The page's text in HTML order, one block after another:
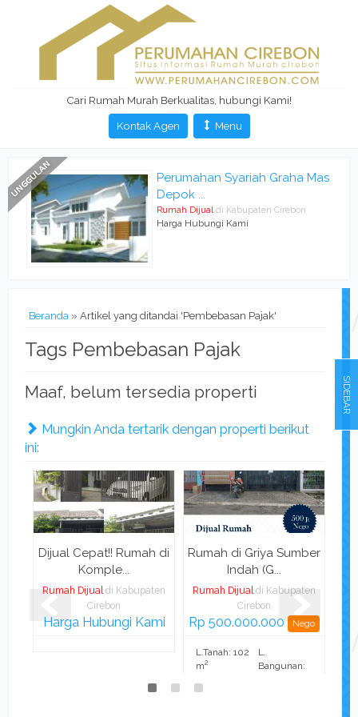
Cari Rumah Murah Berkualitas, hubungi Kami!
Kontak Agen
Menu
Perumahan Syariah Graha Mas
Depok ...
Rumah Dijual di Kabupaten Cirebon
Harga Hubungi Kami
Beranda » Artikel yang ditandai 'Pembebasan Pajak'
Tags Pembebasan Pajak
Maaf, belum tersedia properti
Mungkin Anda tertarik dengan properti berikut
ini:
Dijual Cepat!! Rumah di
Komple...
Rumah Dijual di Kabupaten
Cirebon
Harga Hubungi Kami
Rumah di Griya Sumber
Indah (G...
Rumah Dijual di Kabupaten
Cirebon
Rp 500.000.000 Nego
L.Tanah: 102
m2
L.
Bangunan:
K. Tidur: 2
SIDEBAR